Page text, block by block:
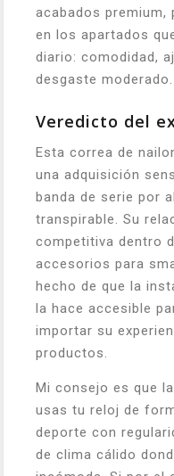
acabados premium,
en los apartados
diario: comodidad,
desgaste moderado.
Veredicto del
Esta correa de
una adquisición
banda de serie por
transpirable. Su
competitiva dentro
accesorios para
hecho de que la
la hace accesible
importar su
productos.
Mi consejo es que
usas tu reloj de
deporte con
de clima cálido